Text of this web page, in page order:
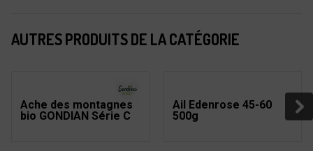
AUTRES PRODUITS DE LA CATÉGORIE
Ache des montagnes
bio GONDIAN Série C
Ail Edenrose 45-60
500g